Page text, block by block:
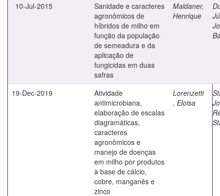
10-Jul-2015
Sanidade e caracteres
agronômicos de
híbridos de milho em
função da população
de semeadura e da
aplicação de
fungicidas em duas
safras
Maldaner,
Henrique
19-Dec-2019
Atividade
antimicrobiana,
elaboração de escalas
diagramáticas,
caracteres
agronômicos e
manejo de doenças
em milho por produtos
à base de cálcio,
cobre, manganês e
zinco
Lorenzetti
, Eloisa